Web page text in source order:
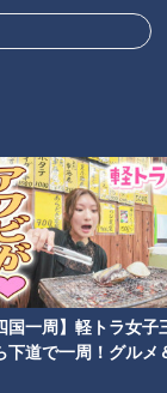
国一周】軽トラ女子
下道で一周！グルメ
を下げない」は
しむ学校現場と国
の実態